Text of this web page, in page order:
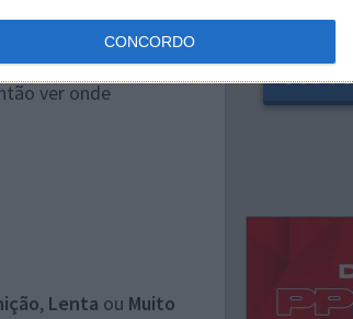
CONCORDO
ver onde
, Lenta ou Muito